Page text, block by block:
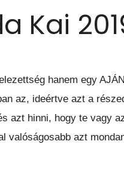
Kai
hanem egy
az, ideértve azt a
azt hinni, hogy te vagy
valóságosabb azt